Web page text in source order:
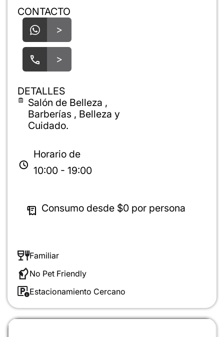
CONTACTO
>
>
DETALLES
Salón de Belleza ,
Barberías , Belleza y
Cuidado.
Horario de
10:00 - 19:00
Consumo desde $0 por persona
Familiar
No Pet Friendly
Estacionamiento Cercano